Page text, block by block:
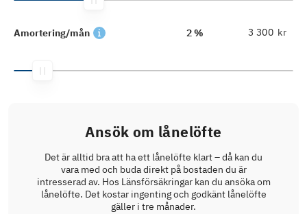
Amortering/mån 2 % kr
Ansök om lånelöfte
Det är alltid bra att ha ett lånelöfte klart – då kan du
vara med och buda direkt på bostaden du är
intresserad av. Hos Länsförsäkringar kan du ansöka om
lånelöfte. Det kostar ingenting och godkänt lånelöfte
gäller i tre månader.